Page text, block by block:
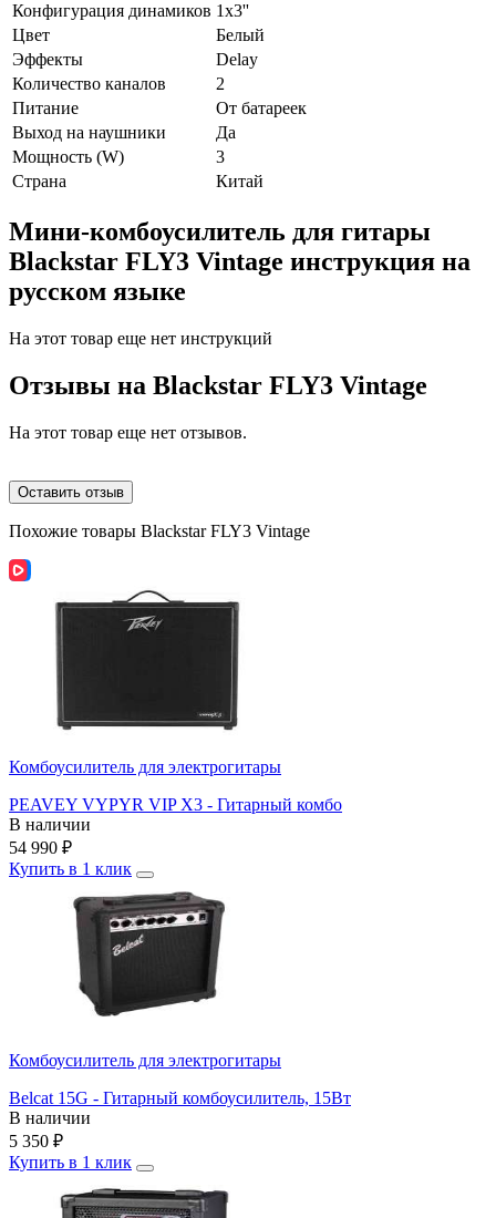
Конфигурация динамиков 1х3''
Цвет
Белый
Эффекты
Delay
Количество каналов
2
Питание
От батареек
Выход на наушники
Да
Мощность (W)
3
Страна
Китай
Мини-комбоусилитель для гитары
Blackstar FLY3 Vintage инструкция на
русском языке
На этот товар еще нет инструкций
Отзывы на Blackstar FLY3 Vintage
На этот товар еще нет отзывов.
Оставить отзыв
Похожие товары Blackstar FLY3 Vintage
Комбоусилитель для электрогитары
PEAVEY VYPYR VIP X3 - Гитарный комбо
В наличии
54 990 ₽
Купить в 1 клик
Комбоусилитель для электрогитары
Belcat 15G - Гитарный комбоусилитель, 15Вт
В наличии
5 350 ₽
Купить в 1 клик